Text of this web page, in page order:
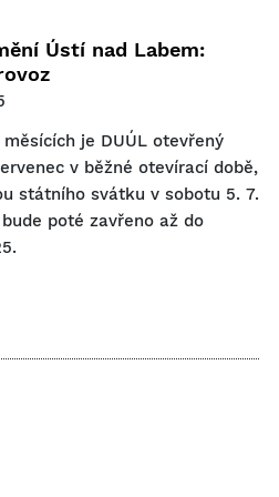
Ústí nad Labem:
je DUÚL otevřený
v běžné otevírací době,
státního svátku v sobotu 5. 7.
bude poté zavřeno až do